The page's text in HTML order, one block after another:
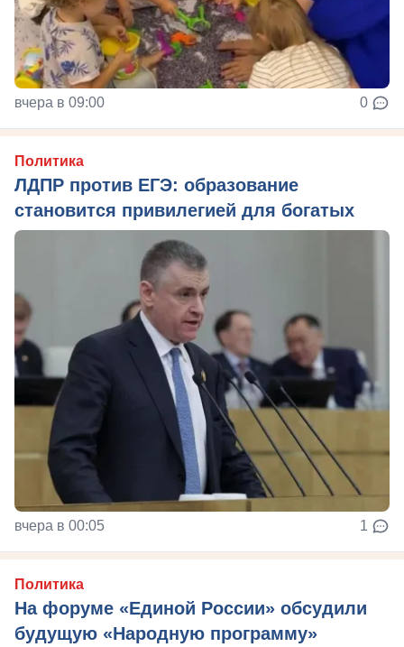
вчера в 09:00 0
Политика
ЛДПР против ЕГЭ: образование
становится привилегией для богатых
вчера в 00:05 1
Политика
На форуме «Единой России» обсудили
будущую «Народную программу»